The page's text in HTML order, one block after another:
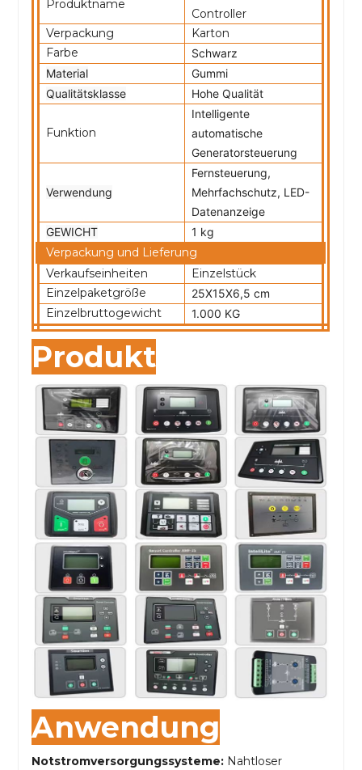
Produktname
Controller
Verpackung
Karton
Farbe
Schwarz
Material
Gummi
Qualitätsklasse
Hohe Qualität
Funktion
Intelligente
automatische
Generatorsteuerung
Verwendung
Fernsteuerung,
Mehrfachschutz, LED-
Datenanzeige
GEWICHT
1 kg
Verpackung und Lieferung
Verkaufseinheiten
Einzelstück
Einzelpaketgröße
25X15X6,5 cm
Einzelbruttogewicht 1.000 KG
Produkt
Anwendung
Notstromversorgungssysteme: Nahtloser